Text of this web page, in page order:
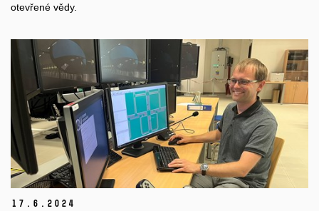
otevřené vědy.
17. 6. 2024